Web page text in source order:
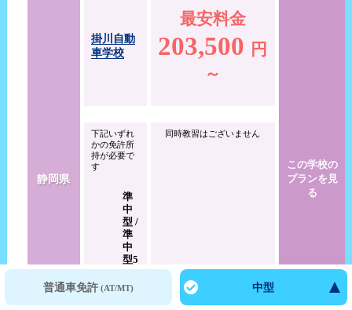
大型二輪
普通車免許 (AT/MT) 中型
静岡県
掛川自動
車学校
最安料金
203,500 円
～
下記いずれ
かの免許所
持が必要で
す
準
中
型 /
準
中
型5
ｔ
限
同時教習はございません
この学校の
プランを見
る